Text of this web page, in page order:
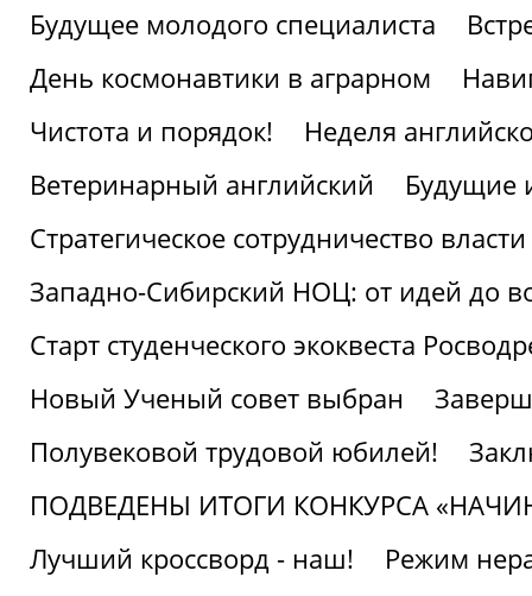
Будущее молодого специалиста
День космонавтики в аграрном
Чистота и порядок!
Неделя
Ветеринарный английский
Будущие
Стратегическое сотрудничество
Западно-Сибирский НОЦ: от идей до
Старт студенческого экоквеста
Новый Ученый совет выбран
Полувековой трудовой юбилей!
ПОДВЕДЕНЫ ИТОГИ КОНКУРСА
Лучший кроссворд - наш!
Режим